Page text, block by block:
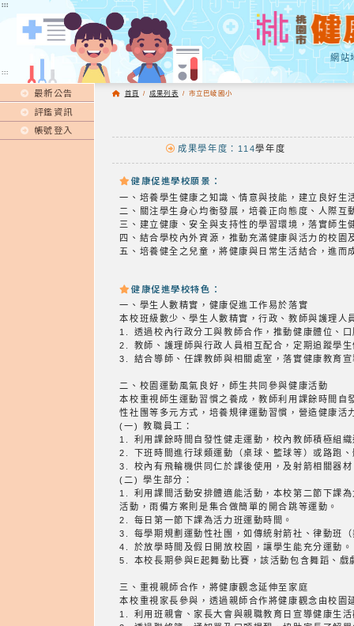
:::
網站
:::
最新公告
評鑑資訊
帳號登入
首頁 / 成果列表 / 市立巴崚國小
成果學年度：114學年度
健康促進學校願景：
一、培養學生健康之知識、情意與技能，建立良好生
二、關注學生身心均衡發展，培養正向態度、人際互
三、建立健康、安全與支持性的學習環境，落實師生
四、結合學校內外資源，推動充滿健康與活力的校園
五、培養健全之兒童，將健康與日常生活結合，進
健康促進學校特色：
一、學生人數精實，健康促進工作易於落實
本校班級數少、學生人數精實，行政、教師與護理
1. 透過校內行政分工與教師合作，推動健康體位、
2. 教師、護理師與行政人員相互配合，定期追蹤學
3. 結合導師、任課教師與相關處室，落實健康教育
二、校園運動風氣良好，師生共同參與健康活動
本校重視師生運動習慣之養成，教師利用課餘時間
性社團等多元方式，培養規律運動習慣，營造健康活
(一) 教職員工：
1. 利用課餘時間自發性健走運動，校內教師積極組
2. 下班時間進行球類運動（桌球、籃球等）或路跑
3. 校內有飛輪機供同仁於課後使用，及射箭相關器材
(二) 學生部分：
1. 利用課間活動安排體適能活動，本校第二節下課
活動，雨備方案則是集合做簡單的開合跳等運動。
2. 每日第一節下課為活力班運動時間。
3. 每學期規劃運動性社團，如傳統射箭社、律動班
4. 於放學時間及假日開放校園，讓學生能充分運動。
5. 本校長期參與E起舞動比賽，該活動包含舞蹈、戲
三、重視親師合作，將健康觀念延伸至家庭
本校重視家長參與，透過親師合作將健康觀念由校園
1. 利用班親會、家長大會與親職教育日宣導健康生
:::